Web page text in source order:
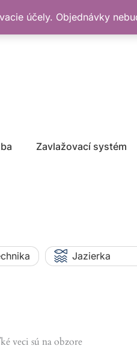
účely. Objednávky
Zavlažovací systém
Jazierka
veci sú na obzore